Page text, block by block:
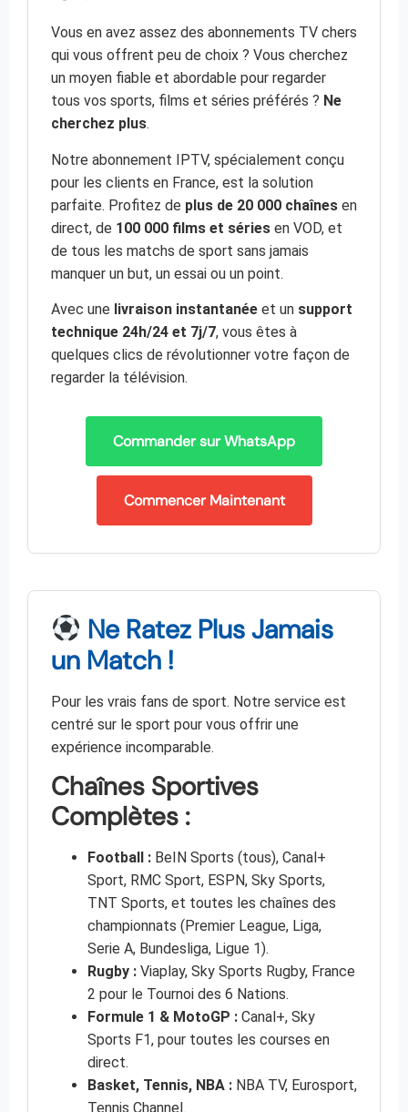
Vous en avez assez des abonnements TV chers
qui vous offrent peu de choix ? Vous cherchez
un moyen fiable et abordable pour regarder
tous vos sports, films et séries préférés ? Ne
cherchez plus.
Notre abonnement IPTV, spécialement conçu
pour les clients en France, est la solution
parfaite. Profitez de plus de 20 000 chaînes en
direct, de 100 000 films et séries en VOD, et
de tous les matchs de sport sans jamais
manquer un but, un essai ou un point.
Avec une livraison instantanée et un support
technique 24h/24 et 7j/7, vous êtes à
quelques clics de révolutionner votre façon de
regarder la télévision.
Commander sur WhatsApp
Commencer Maintenant
Ne Ratez Plus Jamais
un Match !
Pour les vrais fans de sport. Notre service est
centré sur le sport pour vous offrir une
expérience incomparable.
Chaînes Sportives
Complètes :
Football : BeIN Sports (tous), Canal+
Sport, RMC Sport, ESPN, Sky Sports,
TNT Sports, et toutes les chaînes des
championnats (Premier League, Liga,
Serie A, Bundesliga, Ligue 1).
Rugby : Viaplay, Sky Sports Rugby, France
2 pour le Tournoi des 6 Nations.
Formule 1 & MotoGP : Canal+, Sky
Sports F1, pour toutes les courses en
direct.
Basket, Tennis, NBA : NBA TV, Eurosport,
Tennis Channel.